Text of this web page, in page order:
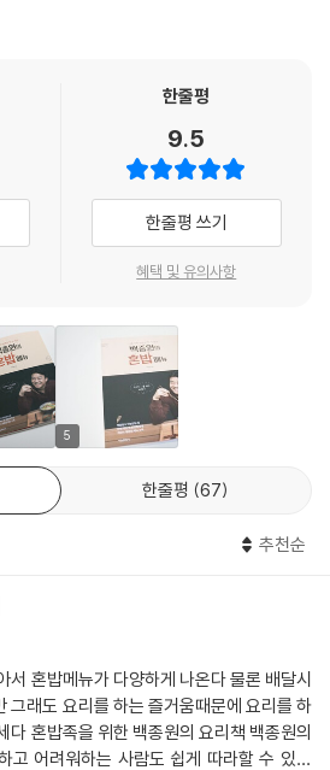
백종원이 ‘혼밥족’을 위한 요리책을 들고
있는 메뉴를 담았다. 혼밥족의 영원한 동반
가지부터 특별한 재료 없이 만들어도 입에
른 반찬이 필요 없는 덮밥과 볶음밥류까지
개한다. 또한, 라면만큼이나 혼밥족이 즐겨
한 메뉴들도 다양하게 수록되어 있다. 식빵
을 수 있는 메뉴까지 알뜰하고 맛있는 빵 메
이 아니다. 혼밥족이라고 꼭 밥을 혼자서만
이부터 술이 술술 넘어가게 하는 안주류까
즐길 수 있는 2~3인용 메뉴도 소개한다. 백
아두면, 요리 초보 혼밥족도 어느새 고수의
소스, 볶음고추장소스
서 만들어 먹기보다는 사 먹거나 시켜 먹는
다. 하지만 백종원이 소개하는 ‘혼밥족을 위
달라진다. 백종원표 만능양념을 만들어두
나 맛있는 음식을 쉽고 간단하게 해 먹을 수
한줄평
9.5
한줄평 쓰기
혜택 및 유의사항
5
한줄평 67
추천순
서 혼밥메뉴가 다양하게 나온다 물론 배달시
그래도 요리를 하는 즐거움때문에 요리를 하
다 혼밥족을 위한 백종원의 요리책 백종원의
고 어려워하는 사람도 쉽게 따라할 수 있게